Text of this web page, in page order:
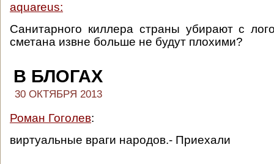
aquareus:
Санитарного киллера страны убирают с
сметана извне больше не будут плохими?
В БЛОГАХ
30 ОКТЯБРЯ 2013
Роман Гоголев:
виртуальные враги народов.- Приехали